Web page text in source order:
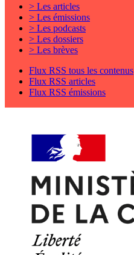
> Les articles
> Les émissions
> Les podcasts
> Les dossiers
> Les brèves
Flux RSS tous les contenus
Flux RSS articles
Flux RSS émissions